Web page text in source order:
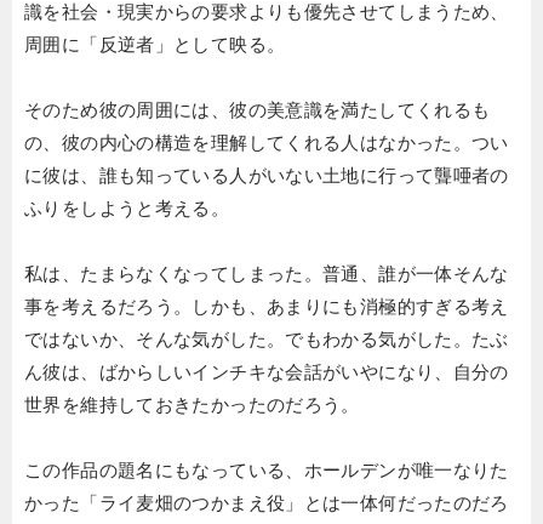
識を社会・現実からの要求よりも優先させてしまうため、
周囲に「反逆者」として映る。
そのため彼の周囲には、彼の美意識を満たしてくれるも
の、彼の内心の構造を理解してくれる人はなかった。つい
に彼は、誰も知っている人がいない土地に行って聾唖者の
ふりをしようと考える。
私は、たまらなくなってしまった。普通、誰が一体そんな
事を考えるだろう。しかも、あまりにも消極的すぎる考え
ではないか、そんな気がした。でもわかる気がした。たぶ
ん彼は、ばからしいインチキな会話がいやになり、自分の
世界を維持しておきたかったのだろう。
この作品の題名にもなっている、ホールデンが唯一なりた
かった「ライ麦畑のつかまえ役」とは一体何だったのだろ